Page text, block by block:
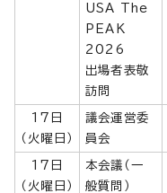
USA The
PEAK
2026
出場者表敬
訪問
17日
（火曜日）
議会運営委
員会
17日
（火曜日）
本会議（一
般質問）